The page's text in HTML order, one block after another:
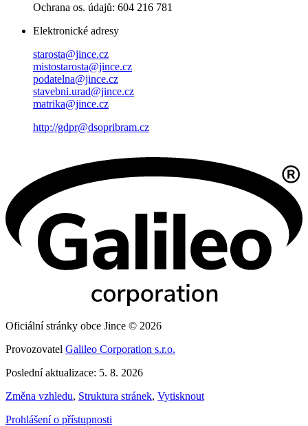
Ochrana os. údajů: 604 216 781
Elektronické adresy
starosta@jince.cz
mistostarosta@jince.cz
podatelna@jince.cz
stavebni.urad@jince.cz
matrika@jince.cz
http://gdpr@dsopribram.cz
Oficiální stránky obce Jince © 2026
Provozovatel Galileo Corporation s.r.o.
Poslední aktualizace: 5. 8. 2026
Změna vzhledu, Struktura stránek, Vytisknout
Prohlášení o přístupnosti